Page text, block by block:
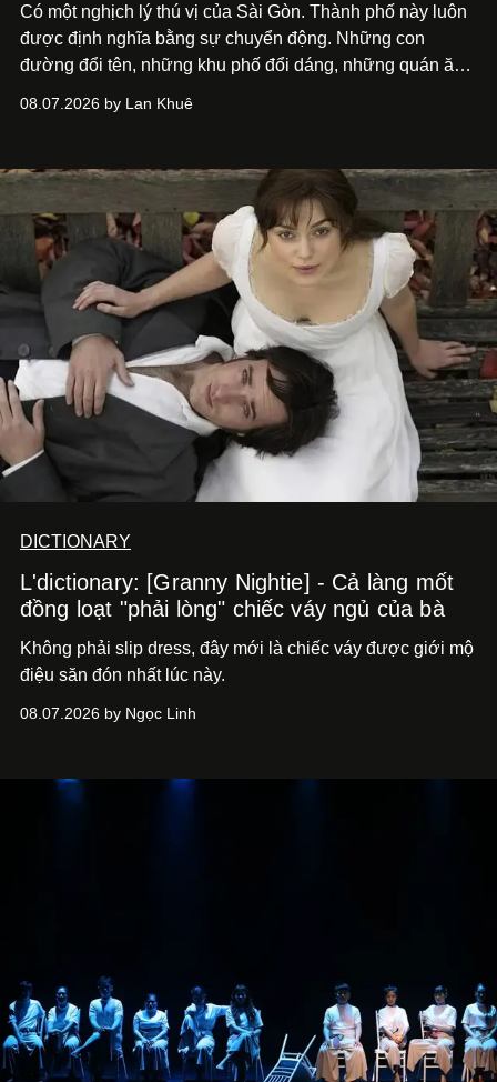
Có một nghịch lý thú vị của Sài Gòn. Thành phố này luôn
được định nghĩa bằng sự chuyển động. Những con
đường đổi tên, những khu phố đổi dáng, những quán ăn
nói về cái mới, về xu hướng tiếp theo, về những điều
08.07.2026 by Lan Khuê
DICTIONARY
L'dictionary: [Granny Nightie] - Cả làng mốt
đồng loạt "phải lòng" chiếc váy ngủ của bà
Không phải slip dress, đây mới là chiếc váy được giới mộ
điệu săn đón nhất lúc này.
08.07.2026 by Ngọc Linh